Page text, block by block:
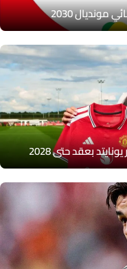
2030
بعقد حتى 2028